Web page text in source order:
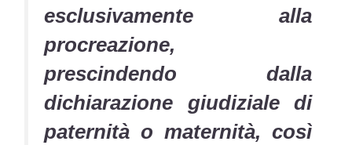
esclusivamente alla
procreazione,
prescindendo dalla
dichiarazione giudiziale di
paternità o maternità, così